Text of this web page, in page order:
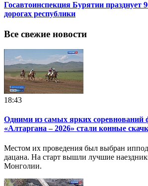
Госавтоинспекция Бурятии празднует
дорогах республики
Все свежие новости
18:43
Одними из самых ярких соревнований
«Алтаргана – 2026» стали конные
Местом их проведения был выбран
дацана. На старт вышли лучшие
Монголии.